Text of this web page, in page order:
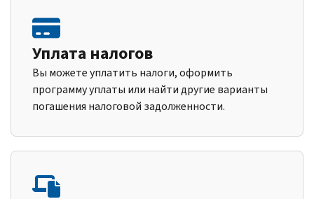
Уплата налогов
Вы можете уплатить налоги, оформить
программу уплаты или найти другие варианты
погашения налоговой задолженности.